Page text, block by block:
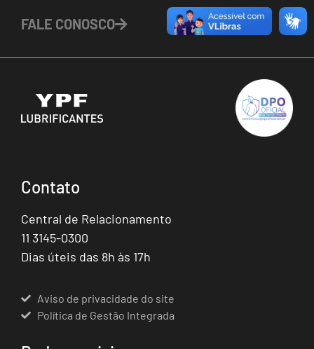
FALE CONOSCO
Contato
Central de Relacionamento
11 3145-0300
Dias úteis das 8h às 17h
Aviso de privacidade do site
Política de Gestão Integrada